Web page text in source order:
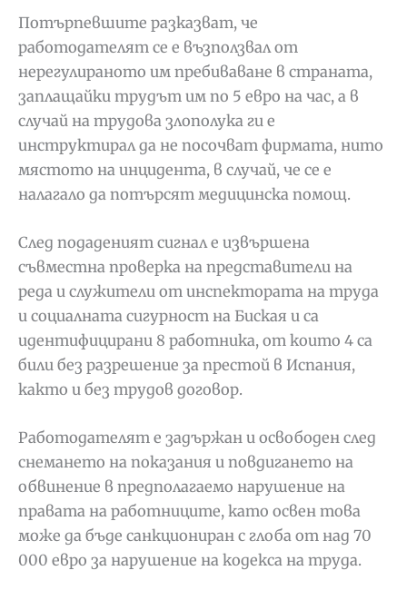
Потърпевшите разказват, че
работодателят се е възползвал от
нерегулираното им пребиваване в страната,
заплащайки трудът им по 5 евро на час, а в
случай на трудова злополука ги е
инструктирал да не посочват фирмата, нито
мястото на инцидента, в случай, че се е
налагало да потърсят медицинска помощ.
След подаденият сигнал е извършена
съвместна проверка на представители на
реда и служители от инспектората на труда
и социалната сигурност на Биская и са
идентифицирани 8 работника, от които 4 са
били без разрешение за престой в Испания,
както и без трудов договор.
Работодателят е задържан и освободен след
снемането на показания и повдигането на
обвинение в предполагаемо нарушение на
правата на работниците, като освен това
може да бъде санкциониран с глоба от над 70
000 евро за нарушение на кодекса на труда.